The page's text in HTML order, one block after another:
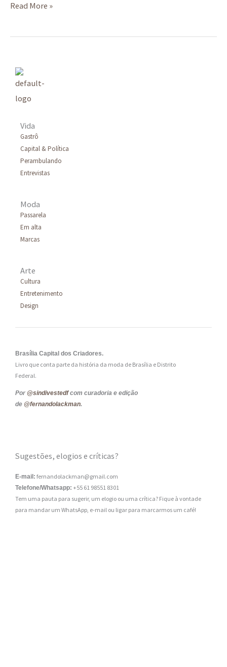
Read More »
Vida
Gastrô
Capital & Política
Perambulando
Entrevistas
Moda
Passarela
Em alta
Marcas
Arte
Cultura
Entretenimento
Design
Brasília Capital dos Criadores.
Livro que conta parte da história da moda de Brasília e Distrito
Federal.
Por @sindivestedfcom curadoria e edição
de @fernandolackman.
Sugestões, elogios e críticas?
E-mail: fernandolackman@gmail.com
Telefone/Whatsapp: +55 61 98551 8301
Tem uma pauta para sugerir, um elogio ou uma crítica? Fique à vontade
para mandar um WhatsApp, e-mail ou ligar para marcarmos um café!